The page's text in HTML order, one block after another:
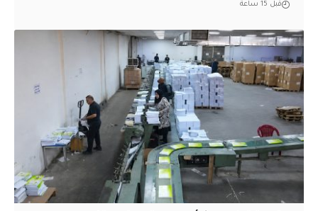
قبل 15 ساعة